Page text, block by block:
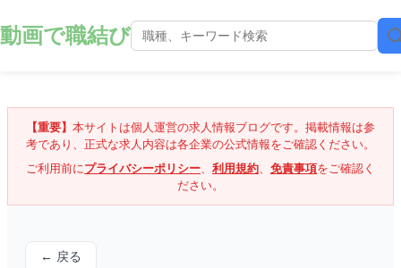
動画で職結び
【重要】 本サイトは個人運営の求人情報ブログです。掲載情報は参
考であり、正式な求人内容は各企業の公式情報をご確認ください。
ご利用前にプライバシーポリシー、 利用規約、 免責事項をご確認く
ださい。
← 戻る